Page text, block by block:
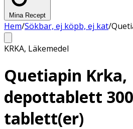
Mina Recept
Hem/Sökbar, ej köpb, ej kat/
KRKA, Läkemedel
Quetiapin Krka,
depottablett
tablett(er)